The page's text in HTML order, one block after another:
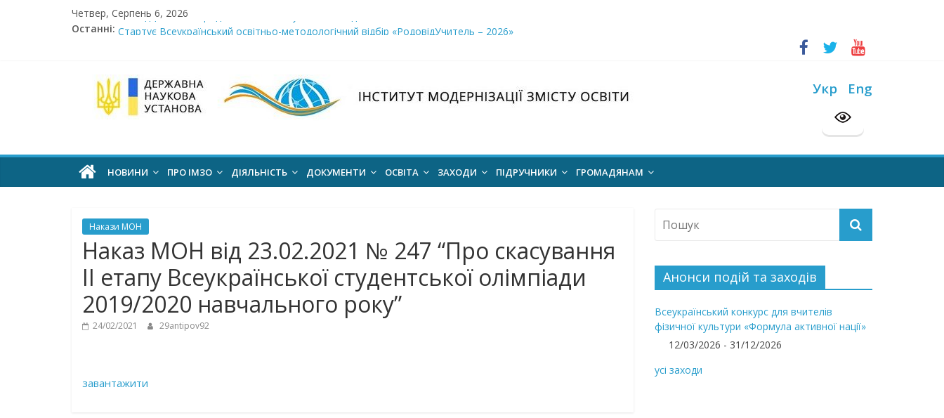
Четвер, Серпень 6, 2026
Останні:
Сімнадцята міжнародна виставка «Сучасні заклади освіти»
Стартує Всеукраїнський освітньо-методологічний відбір «РодовідУчитель – 2026»
Розпочато прийом документів на конкурс для здобуття академічних стипендій імені Героїв Небесної Сотні на 2026/2027 н. р.
Інститут
модернізації
змісту
освіти
офіційний
веб-
сайт
Укр Eng
НОВИНИ ПРО ІМЗО ДІЯЛЬНІСТЬ ДОКУМЕНТИ ОСВІТА ЗАХОДИ ПІДРУЧНИКИ ГРОМАДЯНАМ
Накази МОН
Наказ МОН від 23.02.2021 № 247 “Про скасування
ІІ етапу Всеукраїнської студентської олімпіади
2019/2020 навчального року”
24/02/2021 29antipov92
завантажити
Анонси подій та заходів
Всеукраїнський конкурс для вчителів
фізичної культури «Формула активної нації»
12/03/2026 - 31/12/2026
усі заходи